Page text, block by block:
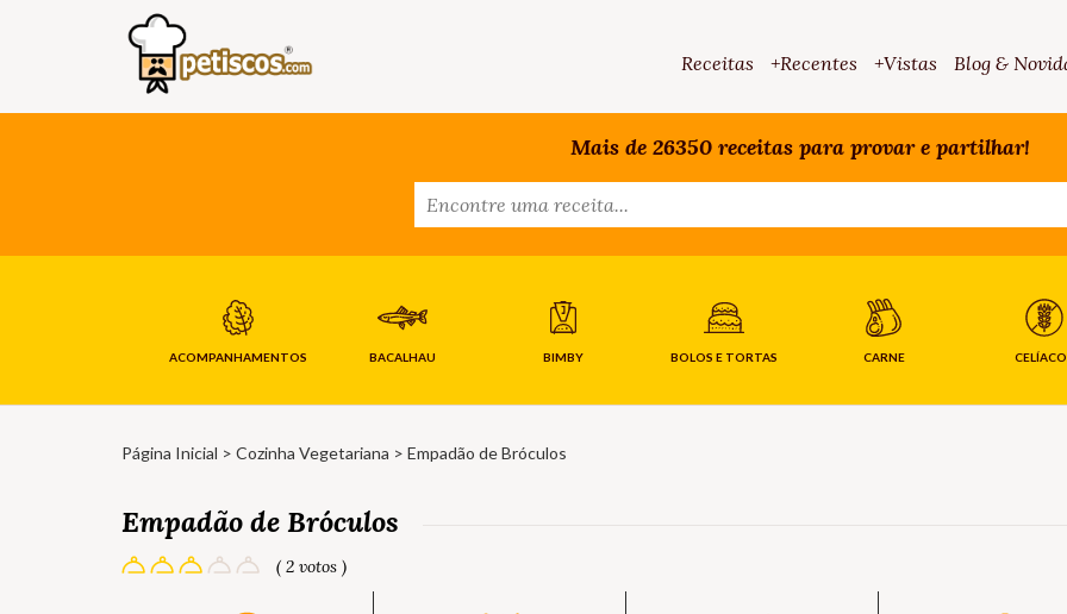
Receitas +Recentes +Vistas Blog &
Mais de 26350 receitas para provar e partilhar!
ACOMPANHAMENTOS BACALHAU BIMBY BOLOS E TORTAS CARNE
Página Inicial > Cozinha Vegetariana > Empadão de Bróculos
Empadão de Bróculos
( 2 votos )